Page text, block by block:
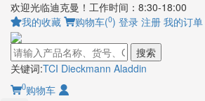
欢迎光临迪克曼！工作时间：8:30-18:00
我的收藏
购物车(0) 登录 注册 我的订单
搜索
关键词:TCI Dieckmann Aladdin
0购物车